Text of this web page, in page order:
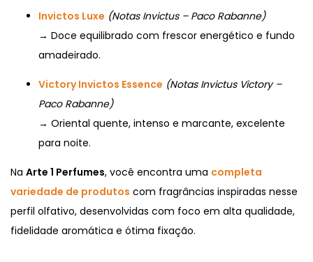
Invictos Luxe (Notas Invictus – Paco Rabanne)
→ Doce equilibrado com frescor energético e fundo
amadeirado.
Victory Invictos Essence (Notas Invictus Victory –
Paco Rabanne)
→ Oriental quente, intenso e marcante, excelente
para noite.
Na Arte 1 Perfumes, você encontra uma completa
variedade de produtos com fragrâncias inspiradas nesse
perfil olfativo, desenvolvidas com foco em alta qualidade,
fidelidade aromática e ótima fixação.